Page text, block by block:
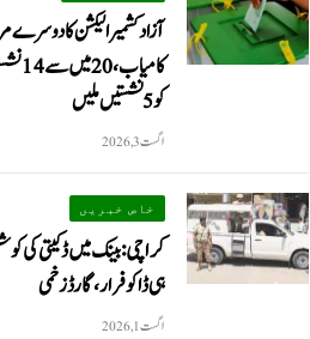
آزاد کشمیر الیکشن کا
کو 5 نشستیں ملیں
اگست 3, 2026
خاص خبریں
کراچی: بینک میں ڈکیتی کی
ہی ڈاکو فرار، گارڈ زخمی
اگست 1, 2026